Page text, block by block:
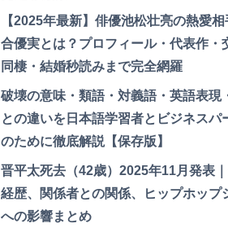
【2025年最新】俳優池松壮亮の熱愛
合優実とは？プロフィール・代表作・
同棲・結婚秒読みまで完全網羅
破壊の意味・類語・対義語・英語表現
との違いを日本語学習者とビジネスパ
のために徹底解説【保存版】
晋平太死去（42歳）2025年11月発表
経歴、関係者との関係、ヒップホップ
への影響まとめ